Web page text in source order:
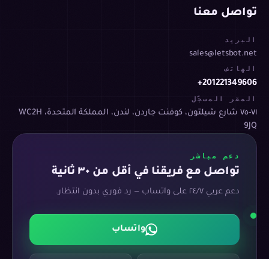
تواصل معنا
البريد
sales@letsbot.net
الهاتف
+201221349606
المقر المسجّل
٧١-٧٥ شارع شيلتون، كوفنت جاردن، لندن، المملكة المتحدة، WC2H
9JQ
دعم مباشر
تواصل مع فريقنا في أقل من ٣٠ ثانية
دعم عربي ٢٤/٧ على واتساب — رد فوري بدون انتظار.
واتساب